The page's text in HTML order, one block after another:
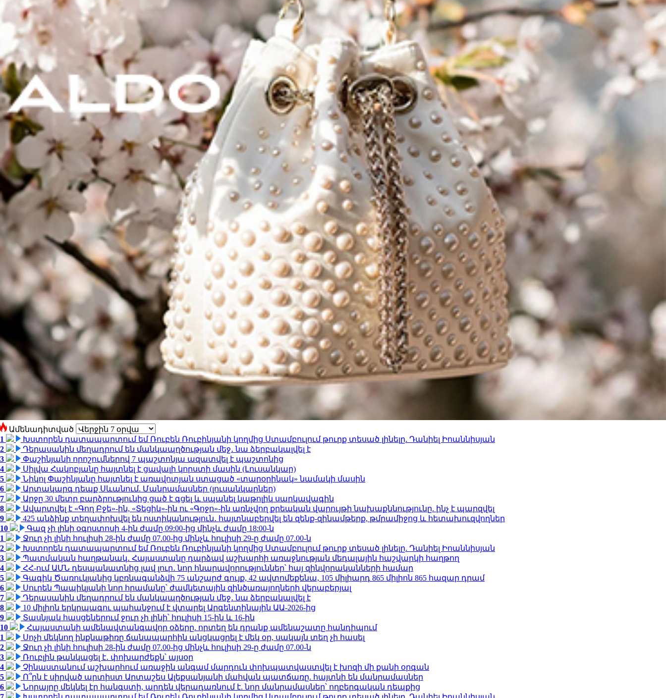
Ամենադիտված
1
Խստորեն դատապարտում եմ Ռուբեն Ռուբինյանի կողմից Ստամբուլում թուրք տեսած լինելը. Դանիել Իոաննիսյան
2
Դերասանին մեղադրում են մանկապղծության մեջ․ նա ձերբակալվել է
3
Փաշինյանի որոշումներով 7 պաշտոնյա ազատվել է պաշտոնից
4
Սիլվա Հակոբյանը հայտնել է ցավալի կորստի մասին (Լուսանկար)
5
Նիկոլ Փաշինյանը հայտնել է առավոտյան ստացած «տարօրինակ» նամակի մասին
6
Արտակարգ դեպք Սևանում. Մանրամասներ (լուսանկարներ)
7
Արջը 30 մետր բարձրությունից ցած է գցել և սպանել կաթոլիկ սարկավագին
8
Ավարտվել է «Գող Բջե»-ին, «Տեցիկ»-ին ու «Գոջո»-ին առնչվող քրեական վարույթի նախաքննությունը. ինչ է պարզվել
9
425 անձինք տեղափոխվել են ոստիկանություն․ հայտնաբերվել են զենք-զինամթերք, թմրամիջոց և հետախուզվողներ
10
Գազ չի լինի օգոստոսի 4-ին ժամը 09:00-ից մինչև ժամը 18:00-ն
1
Ջուր չի լինի հուլիսի 28-ին ժամը 07.00-ից մինչև հուլիսի 29-ը ժամը 07.00-ն
2
Խստորեն դատապարտում եմ Ռուբեն Ռուբինյանի կողմից Ստամբուլում թուրք տեսած լինելը. Դանիել Իոաննիսյան
3
Պատմական հաղթանակ․ Հայաստանը դարձավ աշխարհի առաջնության մեդալային հաշվարկի հաղթող
4
ՀՀ-ում ԱՄՆ դեսպանատնից լավ լուր․ նոր հնարավորություններ՝ հայ զինվորականների համար
5
Գագիկ Ծառուկյանից կբռնագանձվի 75 անշարժ գույք, 42 ավտոմեքենա, 105 միլիարդ 865 միլիոն 865 հազար դրամ
6
Սուրեն Պապիկյանի նոր հրամանը՝ ժամկետային զինծառայողների վերաբերյալ
7
Դերասանին մեղադրում են մանկապղծության մեջ․ նա ձերբակալվել է
8
10 միլիոն երկրպագու պահանջում է վտարել Արգենտինային ԱԱ-2026-ից
9
Տասնյակ հասցեներում ջուր չի լինի՝ հուլիսի 15-ին և 16-ին
10
Հայաստանի ամենավտանգավոր օձերը. որտեղ են դրանք ամենաշատը հանդիպում
1
Սոչի մեկնող ինքնաթիռը ճանապարհին անցկացրել է մեկ օր, սակայն տեղ չի հասել
2
Ջուր չի լինի հուլիսի 28-ին ժամը 07.00-ից մինչև հուլիսի 29-ը ժամը 07.00-ն
3
Ռուբլին թանկացել է․ փոխարժեքն՝ այսօր
4
Չինաստանում աշխարհում առաջին անգամ մարդուն փոխպատվաստվել է խոզի մի քանի օրգան
5
Ո՞րն է սիրված արտիստ Արտաշես Ալեքսանյանի մահվան պատճառը. հայտնի են մանրամասներ
6
Նորայրը մեկնել էր հանգստի, արդեն վերադառնում է. նոր մանրամասներ՝ ողբերգական դեպքից